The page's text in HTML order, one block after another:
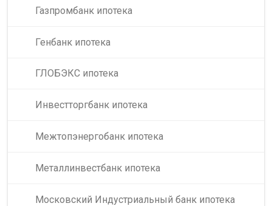
Газпромбанк ипотека
Генбанк ипотека
ГЛОБЭКС ипотека
Инвестторгбанк ипотека
Межтопэнергобанк ипотека
Металлинвестбанк ипотека
Московский Индустриальный банк ипотека